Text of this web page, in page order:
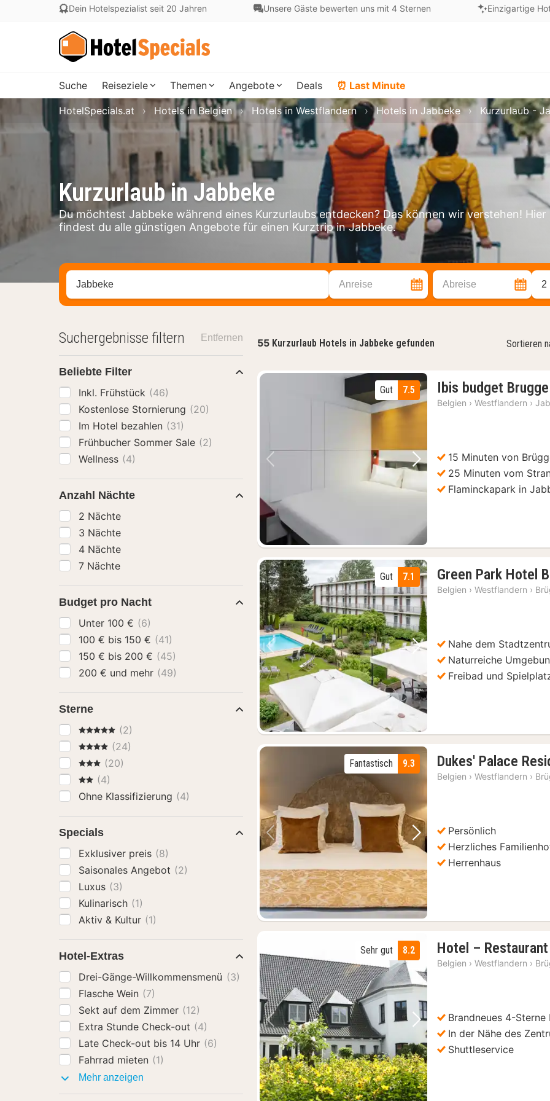
Dein Hotelspezialist seit 20 Jahren Unsere Gäste bewerten uns mit 4 Sternen Einzigartige
Suche Reiseziele Themen Angebote Deals ⏰ Last Minute
Kurzurlaub in Jabbeke
Du möchtest Jabbeke während eines Kurzurlaubs entdecken? Das können wir verstehen! Hier
findest du alle günstigen Angebote für einen Kurztrip in Jabbeke.
HotelSpecials.at Hotels in Belgien Hotels in Westflandern Hotels in Jabbeke Kurzurlaub -
Stadt, Region oder Hotel suchen Anreise Abreise 2
55 Kurzurlaub Hotels in Jabbeke gefunden Sortieren
Nächstes Bild
7.5
Gut Ibis budget
Belgien › Westflandern ›
15 Minuten von
25 Minuten vom
Flaminckapark in
Vorheriges Bild Nächstes Bild
7.1
Gut Green Park Hotel
Belgien › Westflandern ›
Nahe dem
Naturreiche
Freibad und
Vorheriges Bild Nächstes Bild
9.3
Fantastisch Dukes' Palace
Belgien › Westflandern ›
Persönlich
Herzliches
Herrenhaus
Vorheriges Bild Nächstes Bild
8.2
Sehr gut Hotel –
Belgien › Westflandern ›
Brandneues 4-Sterne
In der Nähe des
Shuttleservice
Suchergebnisse filtern Entfernen
Beliebte Filter
Inkl. Frühstück (46)
Kostenlose Stornierung (20)
Im Hotel bezahlen (31)
Frühbucher Sommer Sale (2)
Wellness (4)
Anzahl Nächte
2 Nächte
3 Nächte
4 Nächte
7 Nächte
Budget pro Nacht
Unter 100 € (6)
100 € bis 150 € (41)
150 € bis 200 € (45)
200 € und mehr (49)
Sterne
5 Sterne (2)
4 Sterne(24)
3 Sterne
(20)
2 Sterne
(4)
Ohne Klassifizierung (4)
Specials
Exklusiver preis (8)
Saisonales Angebot (2)
Luxus (3)
Kulinarisch (1)
Aktiv & Kultur (1)
Hotel-Extras
Drei-Gänge-Willkommensmenü (3)
Flasche Wein (7)
Sekt auf dem Zimmer (12)
Extra Stunde Check-out (4)
Late Check-out bis 14 Uhr (6)
Fahrrad mieten (1)
Mehr anzeigen